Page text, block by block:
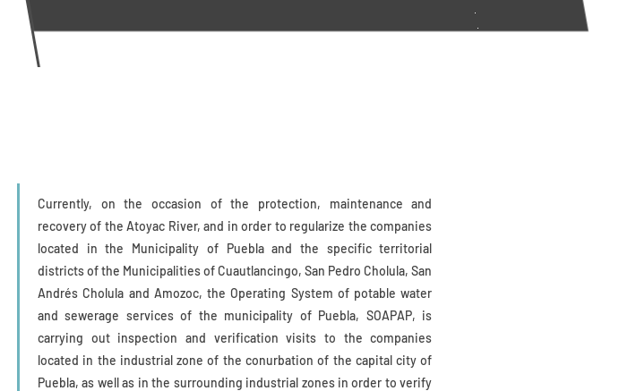
Currently, on the occasion of the protection, maintenance and
recovery of the Atoyac River, and in order to regularize the companies
located in the Municipality of Puebla and the specific territorial
districts of the Municipalities of Cuautlancingo, San Pedro Cholula, San
Andrés Cholula and Amozoc, the Operating System of potable water
and sewerage services of the municipality of Puebla, SOAPAP, is
carrying out inspection and verification visits to the companies
located in the industrial zone of the conurbation of the capital city of
Puebla, as well as in the surrounding industrial zones in order to verify